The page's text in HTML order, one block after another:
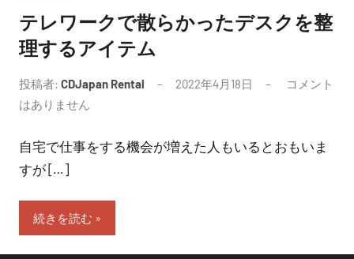
ル
考
察
テレワークで散らかったデスクを整
理するアイテム
投稿者: CDJapan Rental 2022年4月18日
コメント
はありません
自宅で仕事をする機会が増えた人もいるとおもいま
すが […]
続きを読む